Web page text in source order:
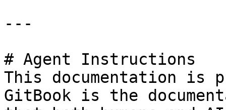
---
# Agent Instructions
This documentation is
GitBook is the